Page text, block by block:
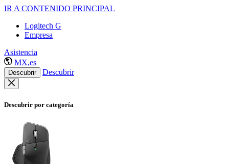
IR A CONTENIDO PRINCIPAL
Logitech G
Empresa
Asistencia
MX,es
Descubrir Descubrir
Descubrir por categoría